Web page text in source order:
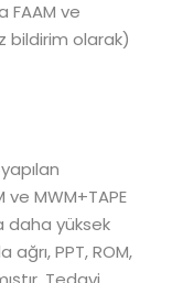
FAAM ve
bildirim olarak)
ve MWM+TAPE
daha yüksek
PPT, ROM,